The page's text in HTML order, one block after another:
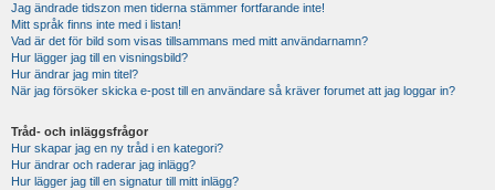
Jag ändrade tidszon men tiderna stämmer fortfarande inte!
Mitt språk finns inte med i listan!
Vad är det för bild som visas tillsammans med mitt användarnamn?
Hur lägger jag till en visningsbild?
Hur ändrar jag min titel?
När jag försöker skicka e-post till en användare så kräver forumet att jag loggar in?
Tråd- och inläggsfrågor
Hur skapar jag en ny tråd i en kategori?
Hur ändrar och raderar jag inlägg?
Hur lägger jag till en signatur till mitt inlägg?